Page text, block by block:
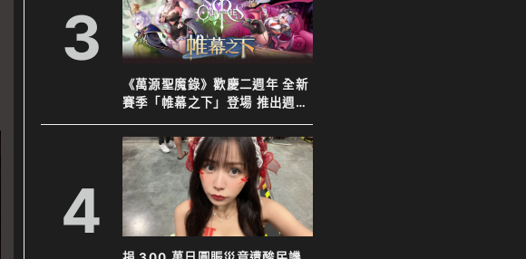
3
《萬源聖魔錄》歡慶二週年 全新
賽季「帷幕之下」登場 推出週年
特別活動以及限定英雄「上官靖
兒」
4